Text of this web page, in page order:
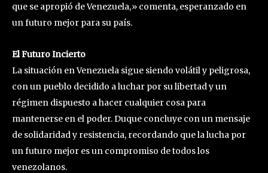
que se apropió de Venezuela,» comenta, esperanzado en
un futuro mejor para su país.
El Futuro Incierto
La situación en Venezuela sigue siendo volátil y peligrosa,
con un pueblo decidido a luchar por su libertad y un
régimen dispuesto a hacer cualquier cosa para
mantenerse en el poder. Duque concluye con un mensaje
de solidaridad y resistencia, recordando que la lucha por
un futuro mejor es un compromiso de todos los
venezolanos.